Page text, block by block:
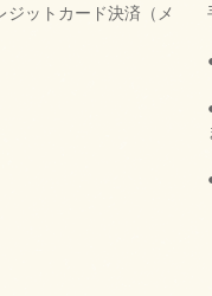
ットカード決済（メ